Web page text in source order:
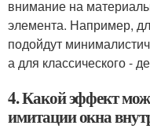
внимание на
элемента. Например,
подойдут
а для классического -
4. Какой эффект
имитации окна